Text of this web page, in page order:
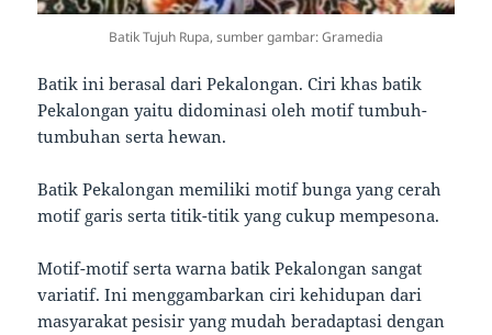
Batik Tujuh Rupa, sumber gambar: Gramedia
Batik ini berasal dari Pekalongan. Ciri khas batik
Pekalongan yaitu didominasi oleh motif tumbuh-
tumbuhan serta hewan.
Batik Pekalongan memiliki motif bunga yang cerah
motif garis serta titik-titik yang cukup mempesona.
Motif-motif serta warna batik Pekalongan sangat
variatif. Ini menggambarkan ciri kehidupan dari
masyarakat pesisir yang mudah beradaptasi dengan